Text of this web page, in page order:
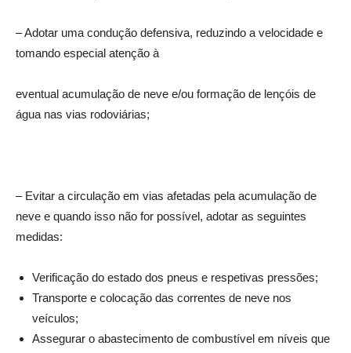
– Adotar uma condução defensiva, reduzindo a velocidade e
tomando especial atenção à
eventual acumulação de neve e/ou formação de lençóis de
água nas vias rodoviárias;
– Evitar a circulação em vias afetadas pela acumulação de
neve e quando isso não for possível, adotar as seguintes
medidas:
Verificação do estado dos pneus e respetivas pressões;
Transporte e colocação das correntes de neve nos
veículos;
Assegurar o abastecimento de combustível em níveis que